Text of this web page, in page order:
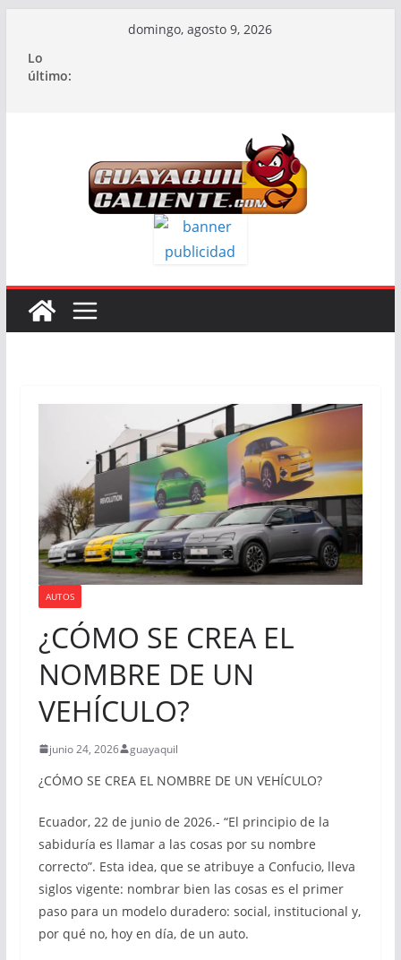
contenido
domingo, agosto 9, 2026
Lo
último:
AUTOS
¿CÓMO SE CREA EL
NOMBRE DE UN
VEHÍCULO?
junio 24, 2026 guayaquil
¿CÓMO SE CREA EL NOMBRE DE UN VEHÍCULO?
Ecuador, 22 de junio de 2026.- “El principio de la
sabiduría es llamar a las cosas por su nombre
correcto”. Esta idea, que se atribuye a Confucio, lleva
siglos vigente: nombrar bien las cosas es el primer
paso para un modelo duradero: social, institucional y,
por qué no, hoy en día, de un auto.